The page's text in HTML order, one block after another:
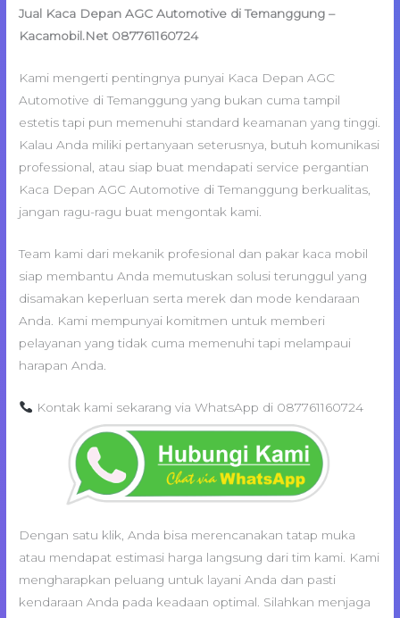
Jual Kaca Depan AGC Automotive di Temanggung –
Kacamobil.Net 087761160724
Kami mengerti pentingnya punyai Kaca Depan AGC
Automotive di Temanggung yang bukan cuma tampil
estetis tapi pun memenuhi standard keamanan yang tinggi.
Kalau Anda miliki pertanyaan seterusnya, butuh komunikasi
professional, atau siap buat mendapati service pergantian
Kaca Depan AGC Automotive di Temanggung berkualitas,
jangan ragu-ragu buat mengontak kami.
Team kami dari mekanik profesional dan pakar kaca mobil
siap membantu Anda memutuskan solusi terunggul yang
disamakan keperluan serta merek dan mode kendaraan
Anda. Kami mempunyai komitmen untuk memberi
pelayanan yang tidak cuma memenuhi tapi melampaui
harapan Anda.
Kontak kami sekarang via WhatsApp di 087761160724
Dengan satu klik, Anda bisa merencanakan tatap muka
atau mendapat estimasi harga langsung dari tim kami. Kami
mengharapkan peluang untuk layani Anda dan pasti
kendaraan Anda pada keadaan optimal. Silahkan menjaga